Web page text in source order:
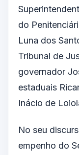
do
Luna dos
Tribunal de
governador
estaduais
Inácio de
No seu
empenho do